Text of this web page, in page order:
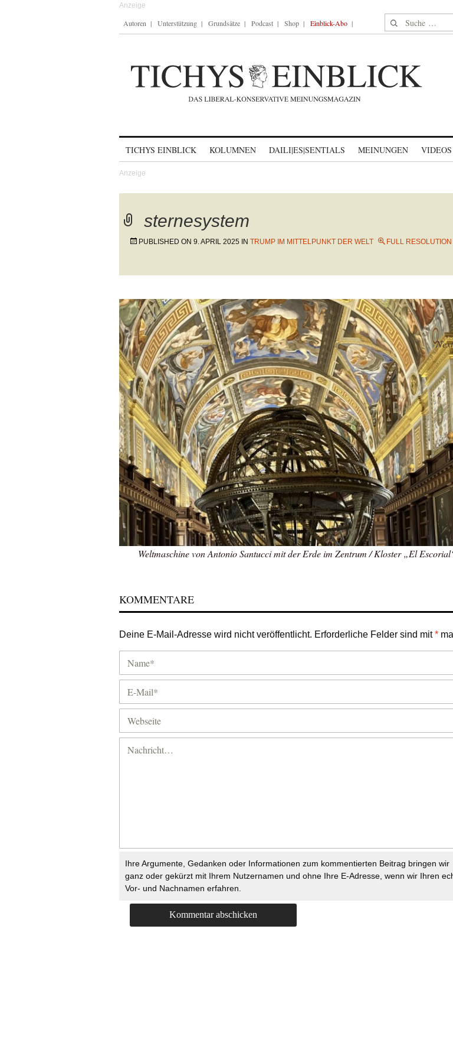
Autoren Unterstützung Grundsätze Podcast Shop Einblick-Abo Suche nach:
TICHYS EINBLICK KOLUMNEN DAILI|ES|SENTIALS MEINUNGEN VIDEOS
sternesystem
PUBLISHED ON 9. APRIL 2025 IN TRUMP IM MITTELPUNKT DER WELT
FULL
Weltmaschine von Antonio Santucci mit der Erde im Zentrum / Kloster „El
KOMMENTARE
Deine E-Mail-Adresse wird nicht veröffentlicht. Erforderliche Felder sind mit*
Ihre Argumente, Gedanken oder Informationen zum kommentierten Beitrag bringen wir
ganz oder gekürzt mit Ihrem Nutzernamen und ohne Ihre E-Adresse, wenn wir Ihren
Vor- und Nachnamen erfahren.